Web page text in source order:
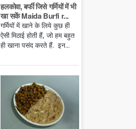
हलकोवा, बर्फी जिसे गर्मियों में भी
खा सकें Maida Burfi r...
गर्मियों में खाने के लिये कुछ ही
ऐसी मिठाई होती हैं, जो हम बहुत
ही खाना पसंद करते हैं. इन...